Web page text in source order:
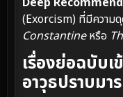
(Exorcism) ที่มีความ
Constantineหรือ
เรื่องย่อฉบับ
อาวุธปราบมาร